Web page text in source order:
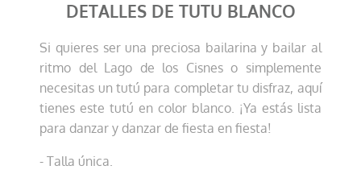
DETALLES DE TUTU BLANCO
Si quieres ser una preciosa bailarina y bailar al
ritmo del Lago de los Cisnes o simplemente
necesitas un tutú para completar tu disfraz, aquí
tienes este tutú en color blanco. ¡Ya estás lista
para danzar y danzar de fiesta en fiesta!
- Talla única.